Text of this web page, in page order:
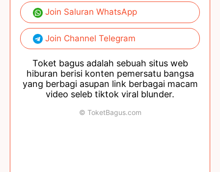
Join Saluran WhatsApp
Join Channel Telegram
Toket bagus adalah sebuah situs web
hiburan berisi konten pemersatu bangsa
yang berbagi asupan link berbagai macam
video seleb tiktok viral blunder.
© ToketBagus.com